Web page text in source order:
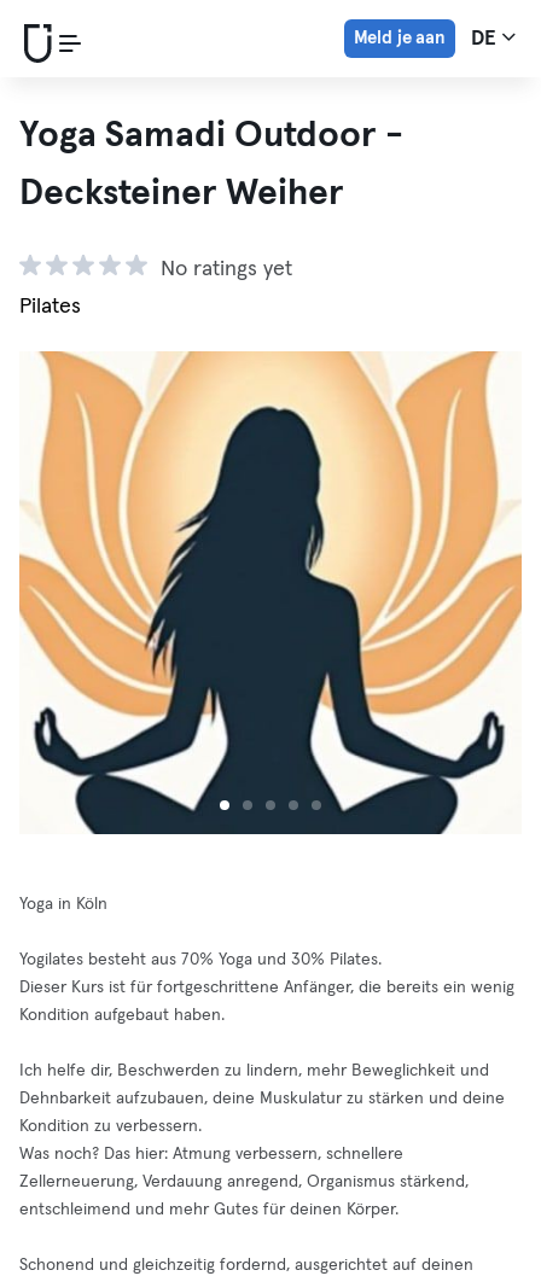
Meld je aan DE
Yoga Samadi Outdoor -
Decksteiner Weiher
No ratings yet
Pilates
Yoga in Köln
Yogilates besteht aus 70% Yoga und 30% Pilates.
Dieser Kurs ist für fortgeschrittene Anfänger, die bereits ein wenig
Kondition aufgebaut haben.
Ich helfe dir, Beschwerden zu lindern, mehr Beweglichkeit und
Dehnbarkeit aufzubauen, deine Muskulatur zu stärken und deine
Kondition zu verbessern.
Was noch? Das hier: Atmung verbessern, schnellere
Zellerneuerung, Verdauung anregend, Organismus stärkend,
entschleimend und mehr Gutes für deinen Körper.
Schonend und gleichzeitig fordernd, ausgerichtet auf deinen